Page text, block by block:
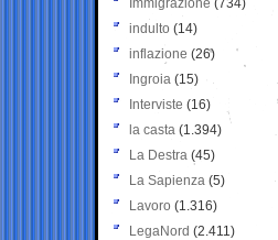
Immigrazione (734)
indulto (14)
inflazione (26)
Ingroia (15)
Interviste (16)
la casta (1.394)
La Destra (45)
La Sapienza (5)
Lavoro (1.316)
LegaNord (2.411)